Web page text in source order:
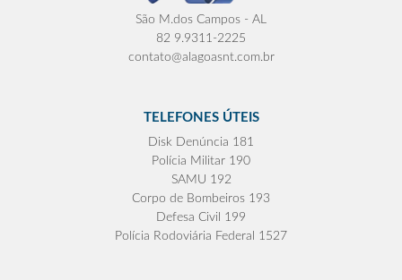
São M.dos Campos - AL
82 9.9311-2225
contato@alagoasnt.com.br
TELEFONES ÚTEIS
Disk Denúncia 181
Polícia Militar 190
SAMU 192
Corpo de Bombeiros 193
Defesa Civil 199
Polícia Rodoviária Federal 1527